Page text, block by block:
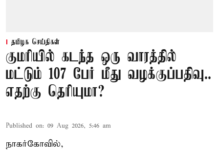
தமிழக செய்திகள்
குமரியில் கடந்த ஒரு வாரத்தில்
மட்டும் 107 பேர் மீது வழக்குப்பதிவு..
எதற்கு தெரியுமா?
Published on: 09 Aug 2026, 5:46 am
நாகர்கோவில்,